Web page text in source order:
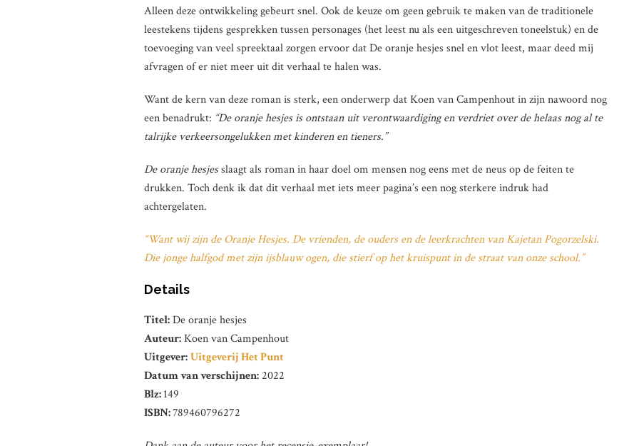
Alleen deze ontwikkeling gebeurt snel. Ook de keuze om geen gebruik te maken van de traditionele
leestekens tijdens gesprekken tussen personages (het leest nu als een uitgeschreven toneelstuk) en de
toevoeging van veel spreektaal zorgen ervoor dat De oranje hesjes snel en vlot leest, maar deed mij
afvragen of er niet meer uit dit verhaal te halen was.
Want de kern van deze roman is sterk, een onderwerp dat Koen van Campenhout in zijn nawoord nog
een benadrukt: “De oranje hesjes is ontstaan uit verontwaardiging en verdriet over de helaas nog al te
talrijke verkeersongelukken met kinderen en tieners.”
De oranje hesjesslaagt als roman in haar doel om mensen nog eens met de neus op de feiten te
drukken. Toch denk ik dat dit verhaal met iets meer pagina’s een nog sterkere indruk had
achtergelaten.
“Want wij zijn de Oranje Hesjes. De vrienden, de ouders en de leerkrachten van Kajetan Pogorzelski.
Die jonge halfgod met zijn ijsblauw ogen, die stierf op het kruispunt in de straat van onze school.”
Details
Titel:De oranje hesjes
Auteur:Koen van Campenhout
Uitgever:Uitgeverij Het Punt
Datum van verschijnen:2022
Blz:149
ISBN:789460796272